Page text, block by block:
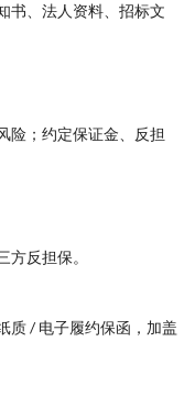
书、法人资料、招标文
险；约定保证金、反担
反担保。
质 / 电子履约保函，加盖